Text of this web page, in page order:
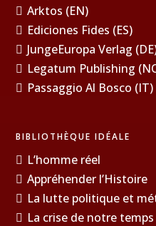
Arktos (EN)
Ediciones Fides (ES)
JungeEuropa Verlag
Legatum Publishing
Passaggio Al Bosco (IT)
BIBLIOTHÈQUE IDÉALE
L’homme réel
Appréhender l’Histoire
La lutte politique et
La crise de notre temps